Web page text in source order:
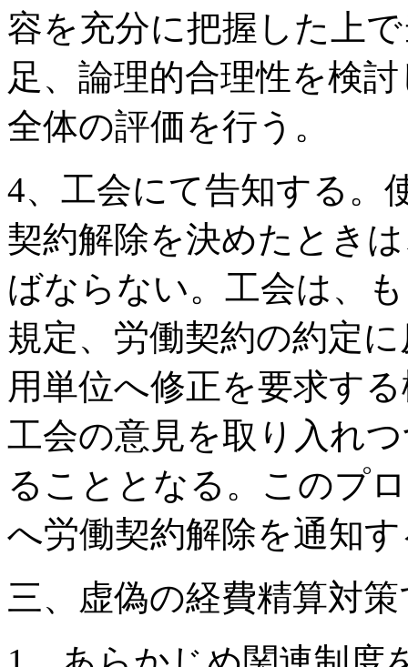
容を充分に把握した上
足、論理的合理性を検
全体の評価を行う。
4、工会にて告知する。
契約解除を決めたとき
ばならない。工会は、
規定、労働契約の約定
用単位へ修正を要求す
工会の意見を取り入れ
ることとなる。このプ
へ労働契約解除を通知
三、虚偽の経費精算対